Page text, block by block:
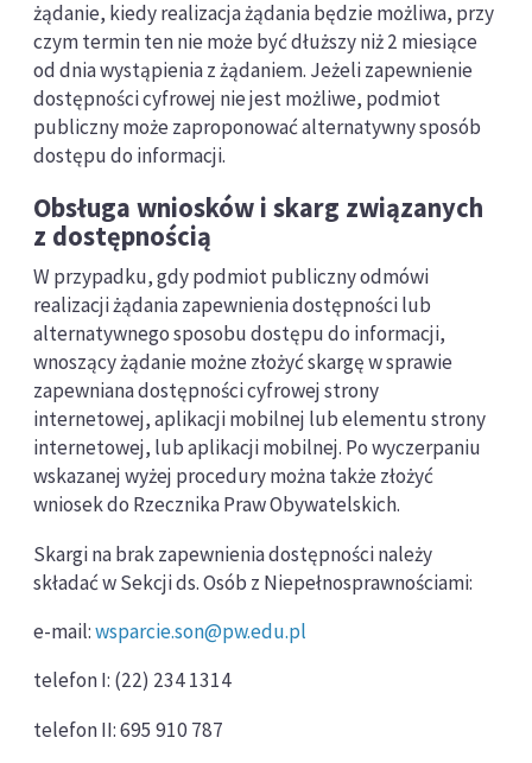
żądanie, kiedy realizacja żądania będzie możliwa, przy
czym termin ten nie może być dłuższy niż 2 miesiące
od dnia wystąpienia z żądaniem. Jeżeli zapewnienie
dostępności cyfrowej nie jest możliwe, podmiot
publiczny może zaproponować alternatywny sposób
dostępu do informacji.
Obsługa wniosków i skarg związanych
z dostępnością
W przypadku, gdy podmiot publiczny odmówi
realizacji żądania zapewnienia dostępności lub
alternatywnego sposobu dostępu do informacji,
wnoszący żądanie możne złożyć skargę w sprawie
zapewniana dostępności cyfrowej strony
internetowej, aplikacji mobilnej lub elementu strony
internetowej, lub aplikacji mobilnej. Po wyczerpaniu
wskazanej wyżej procedury można także złożyć
wniosek do Rzecznika Praw Obywatelskich.
Skargi na brak zapewnienia dostępności należy
składać w Sekcji ds. Osób z Niepełnosprawnościami:
e-mail:wsparcie.son@pw.edu.pl
telefon I: (22) 234 1314
telefon II: 695 910 787